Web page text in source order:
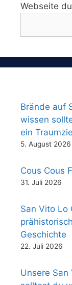
Webseite
Brände auf
wissen
ein
5. August 2026
Cous Cous
31. Juli 2026
San Vito Lo
Geschichte
22. Juli 2026
Unsere San